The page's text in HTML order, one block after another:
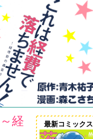
経 最新コミックス